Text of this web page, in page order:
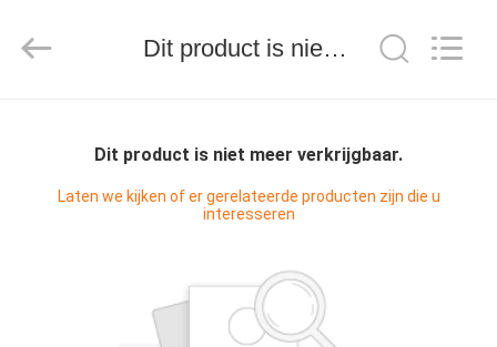
PRODUCTEN
ONGEVEER
Dit product is niet meer verkrijgbaar.
Dit product is niet meer verkrijgbaar.
Laten we kijken of er gerelateerde producten zijn die u
interesseren